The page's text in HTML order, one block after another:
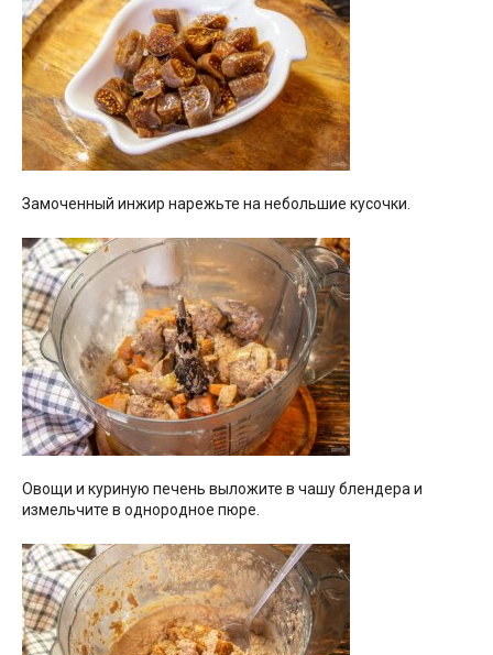
Замоченный инжир нарежьте на небольшие кусочки.
Овощи и куриную печень выложите в чашу блендера и
измельчите в однородное пюре.